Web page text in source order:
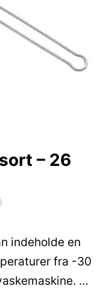
– 26
indeholde en
fra -30
…